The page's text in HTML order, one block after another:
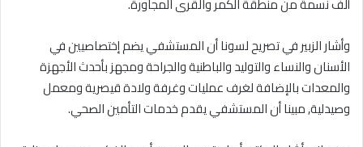
وأشار الزبير في تصريح لسونا أن المستشفي يضم إختصاصيين في
الأسنان والنساء والتوليد والباطنية والجراحة ومجهز بأحدث الأجهزة
والمعدات بالإضافة لغرف عمليات وغرفة ولادة قيصرية ومعمل
وصيدلية, مبينا أن المستشفي يقدم خدمات التأمين الصحي.